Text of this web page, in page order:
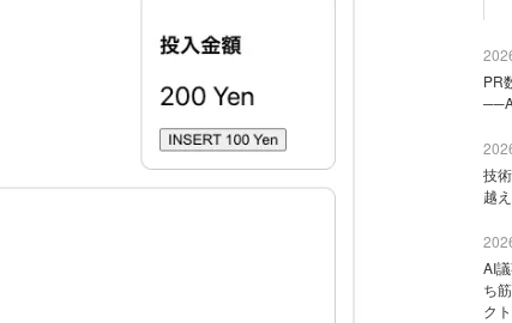
PR
技
越
AI
ち
ク